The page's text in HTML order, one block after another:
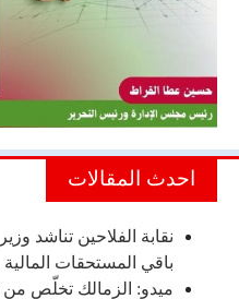
احدث المقالات
نقابة الفلاحين تناشد
باقي المستحقات
ميدو: الزمالك تخلّص من